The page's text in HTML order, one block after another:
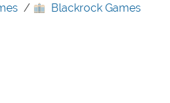
/
Blackrock Games